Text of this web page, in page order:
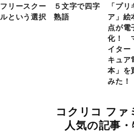
フリースクー
ルという選択
５文字で四字
熟語
「プリ
ア」絵
点が電
化！
イター
キュア
本」を
みた！
コクリコ ファ
人気の記事